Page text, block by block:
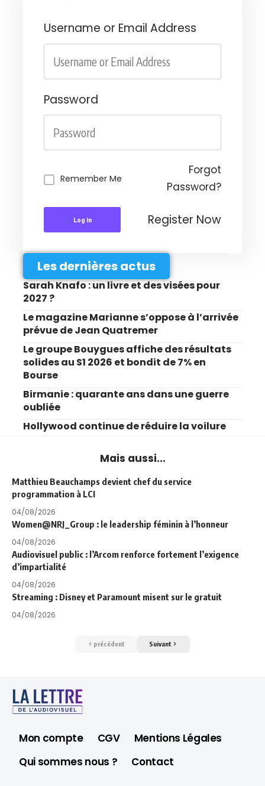
Username or Email Address
Password
Remember Me
Forgot
Password?
Log In Register Now
Les dernières actus
Sarah Knafo : un livre et des visées pour
2027 ?
Le magazine Marianne s’oppose à l’arrivée
prévue de Jean Quatremer
Le groupe Bouygues affiche des résultats
solides au S1 2026 et bondit de 7% en
Bourse
Birmanie : quarante ans dans une guerre
oubliée
Hollywood continue de réduire la voilure
Mais aussi...
Matthieu Beauchamps devient chef du service
programmation à LCI
04/08/2026
Women@NRJ_Group : le leadership féminin à l’honneur
04/08/2026
Audiovisuel public : l’Arcom renforce fortement l’exigence
d’impartialité
04/08/2026
Streaming : Disney et Paramount misent sur le gratuit
04/08/2026
précédent Suivant
Mon compte CGV
Mentions Légales
Qui sommes nous ?
Contact